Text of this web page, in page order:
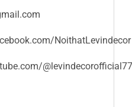
NoithatLevindecor